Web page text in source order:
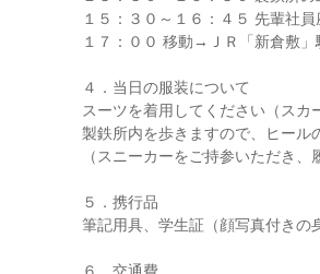
１５：３０～１６：４５ 先輩社員
１７：００ 移動→ＪＲ「新倉敷」
４．当日の服装について
スーツを着用してください（スカ
製鉄所内を歩きますので、ヒール
（スニーカーをご持参いただき、
５．携行品
筆記用具、学生証（顔写真付きの